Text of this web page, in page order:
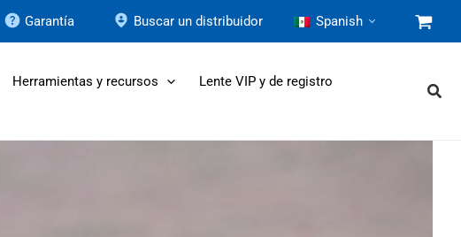
Garantía Buscar un distribuidor Spanish
Herramientas y recursos
Lente VIP y de registro